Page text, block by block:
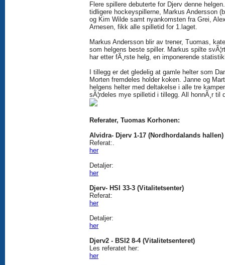
Flere spillere debuterte for Djerv denne
tidligere hockeyspillerne, Markus Andersson
og Kim Wilde samt nyankomsten fra Grei,
Arnesen, fikk alle spilletid for 1.laget.
Markus Andersson blir av trener, Tuomas,
som helgens beste spiller. Markus spilte
har etter fÃ¸rste helg, en imponerende
I tillegg er det gledelig at gamle helter som
Morten fremdeles holder koken. Janne og
helgens helter med deltakelse i alle tre
sÃ¦rdeles mye spilletid i tillegg. All honnÃ¸r til
Referater, Tuomas Korhonen:
Alvidra- Djerv 1-17 (Nordhordalands hallen)
Referat:.
her
Detaljer:
her
Djerv- HSI 33-3 (Vitalitetsenter)
Referat:
her
Detaljer:
her
Djerv2 - BSI2 8-4 (Vitalitetsenteret)
Les referatet her:
her